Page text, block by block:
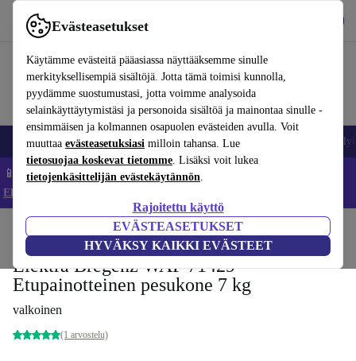
Evästeasetukset
Käytämme evästeitä pääasiassa näyttääksemme sinulle
merkityksellisempiä sisältöjä. Jotta tämä toimisi kunnolla,
pyydämme suostumustasi, jotta voimme analysoida
selainkäyttäytymistäsi ja personoida sisältöä ja mainontaa sinulle -
ensimmäisen ja kolmannen osapuolen evästeiden avulla. Voit
muuttaa evästeasetuksiasi milloin tahansa. Lue
tietosuojaa koskevat tietomme. Lisäksi voit lukea
tietojenkäsittelijän evästekäytännön.
Rajoitettu käyttö
EVÄSTEASETUKSET
HYVÄKSY KAIKKI EVÄSTEET
Käytä refurbed-palvelua nopeasti ja helposti
Matkapuhelimet ja älypuhelimet Kannettavat tietokoneet
📱 Säästä 5 % LISÄÄ iPhoneista – Koodi: IPHONEDEAL –
Ehdot ja säännöt
Suuret sähkölaitteet
Elektra Bregenz WAF 71429
Etupainotteinen pesukone 7 kg
valkoinen
(1 arvostelu)